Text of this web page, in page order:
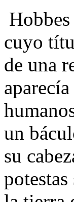
cuyo
de una
un
su